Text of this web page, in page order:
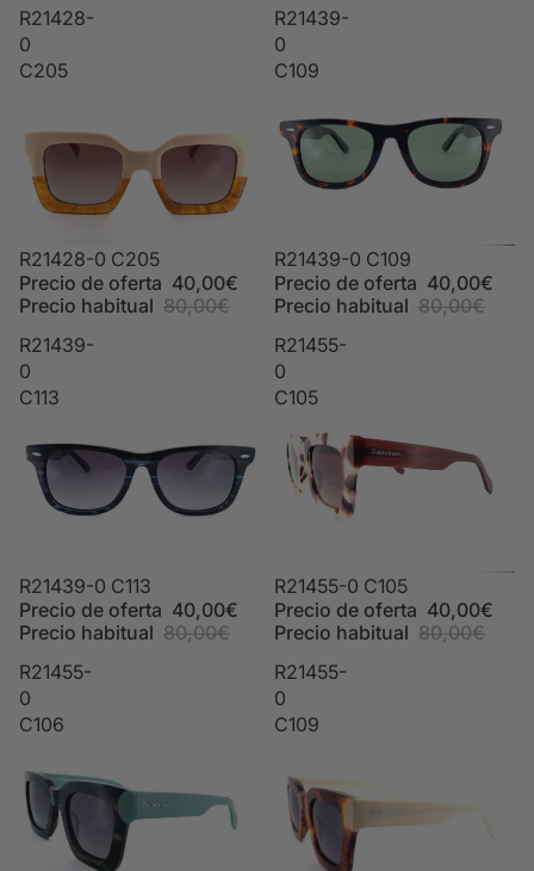
R21428-
0
C205
Oferta
R21428-0 C205
Precio de oferta 40,00€
Precio habitual 80,00€
R21439-
0
C109
Oferta
R21439-0 C109
Precio de oferta 40,00€
Precio habitual 80,00€
R21439-
0
C113
Oferta
R21439-0 C113
Precio de oferta 40,00€
Precio habitual 80,00€
R21455-
0
C105
Oferta
R21455-0 C105
Precio de oferta 40,00€
Precio habitual 80,00€
R21455-
0
C106
R21455-
0
C109